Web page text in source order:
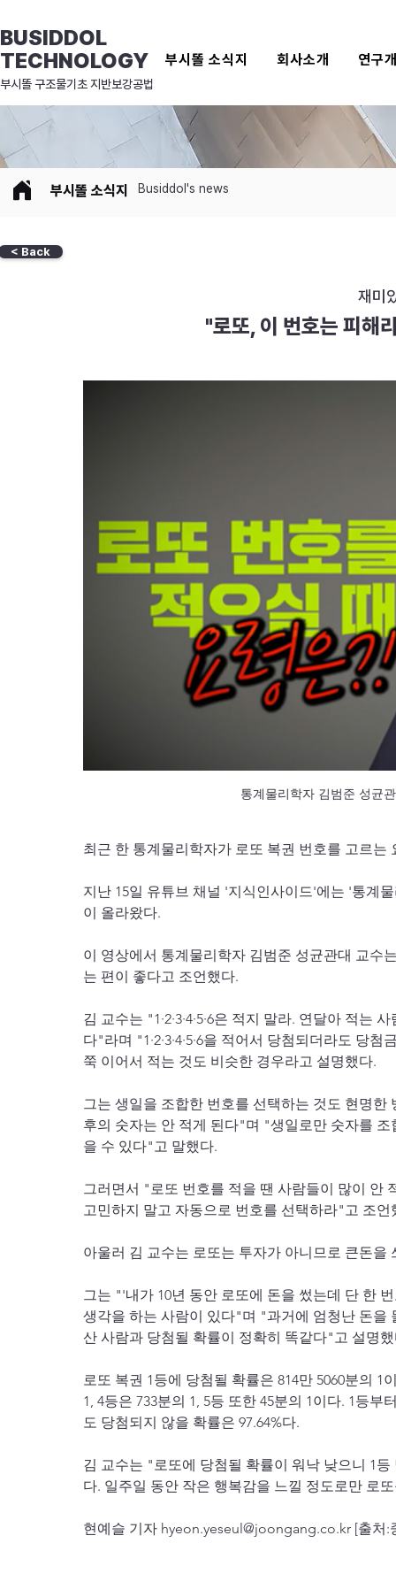
BUSIDDOL
TECHNOLOGY
부시똘 소식지 회사소개 연구
​부시똘 구조물기초 지반보강공법
​부시똘 소식지 Busiddol's news
< Back
재미
"로또, 이 번호는 피해
통계물리학자 김범준 성균
최근 한 통계물리학자가 로또 복권 번호를 고르는
지난 15일 유튜브 채널 '지식인사이드'에는 '통계
이 올라왔다.
이 영상에서 통계물리학자 김범준 성균관대 교수는
는 편이 좋다고 조언했다.
김 교수는 "1·2·3·4·5·6은 적지 말라. 연달아 적
다"라며 "1·2·3·4·5·6을 적어서 당첨되더라도 당
쭉 이어서 적는 것도 비슷한 경우라고 설명했다.
그는 생일을 조합한 번호를 선택하는 것도 현명
후의 숫자는 안 적게 된다"며 "생일로만 숫자를
을 수 있다"고 말했다.
그러면서 "로또 번호를 적을 땐 사람들이 많이 안
고민하지 말고 자동으로 번호를 선택하라"고 조언
아울러 김 교수는 로또는 투자가 아니므로 큰돈을
그는 "'내가 10년 동안 로또에 돈을 썼는데 단 한
생각을 하는 사람이 있다"며 "과거에 엄청난 돈
산 사람과 당첨될 확률이 정확히 똑같다"고 설명
로또 복권 1등에 당첨될 확률은 814만 5060분의 1
1, 4등은 733분의 1, 5등 또한 45분의 1이다. 1등
도 당첨되지 않을 확률은 97.64%다.
김 교수는 "로또에 당첨될 확률이 워낙 낮으니 1
다. 일주일 동안 작은 행복감을 느낄 정도로만 로
현예슬 기자 hyeon.yeseul@joongang.co.kr [출처